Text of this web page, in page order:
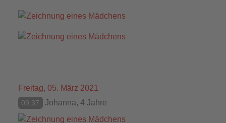
Freitag, 05. März 2021
09:37 Johanna, 4 Jahre